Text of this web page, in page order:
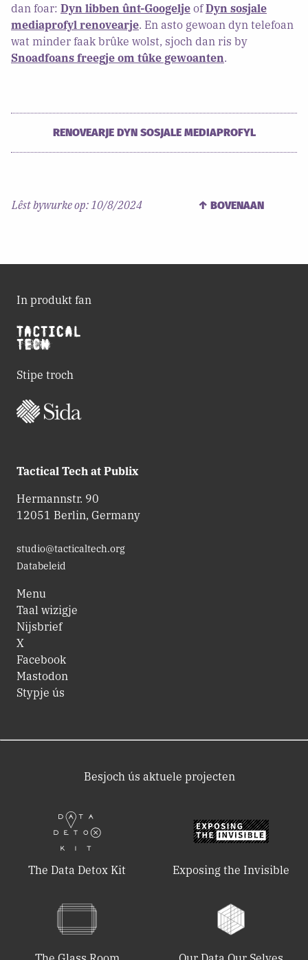
dan foar: Dyn libben ûnt-Googelje ofDyn sosjale
mediaprofyl renovearje. En asto gewoan dyn telefoan
wat minder faak brûke wolst, sjoch dan ris by
Snoadfoans freegje om tûke gewoanten.
RENOVEARJE DYN SOSJALE MEDIAPROFYL
Lêst bywurke op: 10/8/2024 ↑ BOVENAAN
In produkt fan
Stipe troch
Tactical Tech at Publix
Hermannstr. 90
12051 Berlin, Germany
studio@tacticaltech.org
Databeleid
Menu
Taal wizigje
Nijsbrief
X
Facebook
Mastodon
Stypje ús
Besjoch ús aktuele projecten
The Data Detox Kit Exposing the Invisible